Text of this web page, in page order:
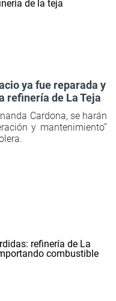
ya fue reparada y
refinería de La Teja
Cardona, se harán
y mantenimiento”